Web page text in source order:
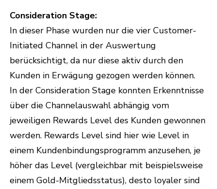
Consideration Stage:
In dieser Phase wurden nur die vier Customer-
Initiated Channel in der Auswertung
berücksichtigt, da nur diese aktiv durch den
Kunden in Erwägung gezogen werden können.
In der Consideration Stage konnten Erkenntnisse
über die Channelauswahl abhängig vom
jeweiligen Rewards Level des Kunden gewonnen
werden. Rewards Level sind hier wie Level in
einem Kundenbindungsprogramm anzusehen, je
höher das Level (vergleichbar mit beispielsweise
einem Gold-Mitgliedsstatus), desto loyaler sind